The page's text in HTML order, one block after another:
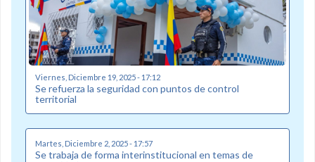
Viernes, Diciembre 19, 2025 - 17:12
Se refuerza la seguridad con puntos de control
territorial
Martes, Diciembre 2, 2025 - 17:57
Se trabaja de forma interinstitucional en temas de